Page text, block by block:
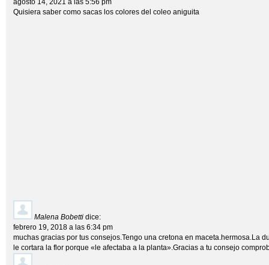
agosto 14, 2021 a las 5:56 pm
Quisiera saber como sacas los colores del coleo aniguita
Malena Bobetti dice:
febrero 19, 2018 a las 6:34 pm
muchas gracias por tus consejos.Tengo una cretona en maceta.hermosa.La
le cortara la flor porque «le afectaba a la planta».Gracias a tu consejo